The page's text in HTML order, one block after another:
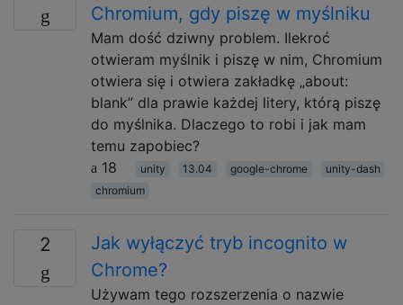
Chromium, gdy piszę w myślniku
Mam dość dziwny problem. Ilekroć
otwieram myślnik i piszę w nim, Chromium
otwiera się i otwiera zakładkę „about:
blank” dla prawie każdej litery, którą piszę
do myślnika. Dlaczego to robi i jak mam
temu zapobiec?
18
unity 13.04 google-chrome
unity-dash
chromium
2
Jak wyłączyć tryb incognito w
Chrome?
Używam tego rozszerzenia o nazwie